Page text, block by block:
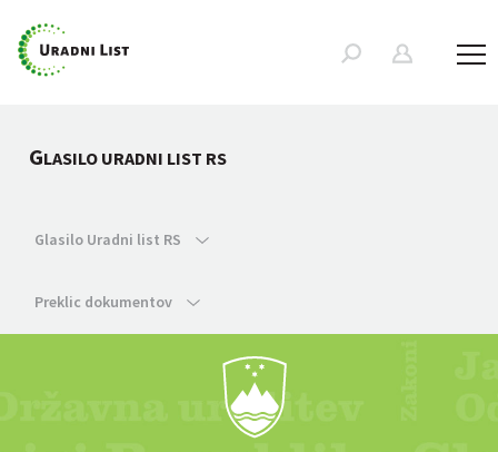
GLASILO URADNI LIST RS
Glasilo Uradni list RS
Preklic dokumentov